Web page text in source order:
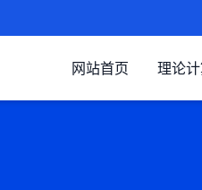
网站首页 理论